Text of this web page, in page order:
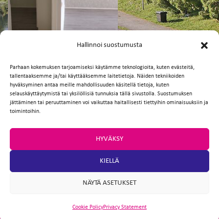
Hallinnoi suostumusta
Parhaan kokemuksen tarjoamiseksi käytämme teknologioita, kuten evästeitä,
tallentaaksemme ja/tai käyttääksemme laitetietoja. Näiden tekniikoiden
hyväksyminen antaa meille mahdollisuuden käsitellä tietoja, kuten
selauskäyttäytymistä tai yksilöllisiä tunnuksia tällä sivustolla. Suostumuksen
jättäminen tai peruuttaminen voi vaikuttaa haitallisesti tiettyihin ominaisuuksiin ja
toimintoihin.
HYVÄKSY
KIELLÄ
NÄYTÄ ASETUKSET
Cookie PolicyPrivacy Statement
FI
Facebook
TwitterEmailWhatsApp